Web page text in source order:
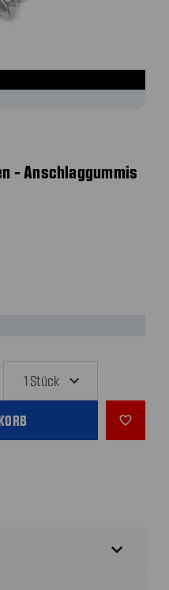
- Anschlaggummis
favorite_outline
expand_more